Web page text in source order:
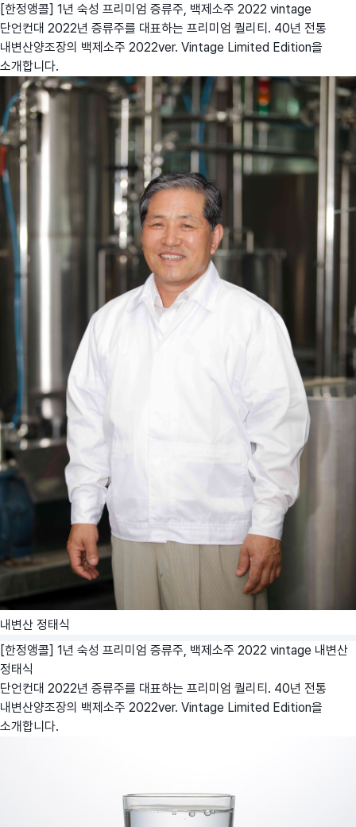
[한정앵콜] 1년 숙성 프리미엄 증류주, 백제소주 2022 vintage
단언컨대 2022년 증류주를 대표하는 프리미엄 퀄리티. 40년 전통
내변산양조장의 백제소주 2022ver. Vintage Limited Edition을
소개합니다.
내변산 정태식
[한정앵콜] 1년 숙성 프리미엄 증류주, 백제소주 2022 vintage 내변산
정태식
단언컨대 2022년 증류주를 대표하는 프리미엄 퀄리티. 40년 전통
내변산양조장의 백제소주 2022ver. Vintage Limited Edition을
소개합니다.